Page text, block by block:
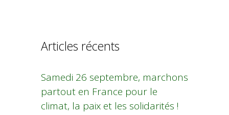
Articles récents
Samedi 26 septembre, marchons
partout en France pour le
climat, la paix et les solidarités !